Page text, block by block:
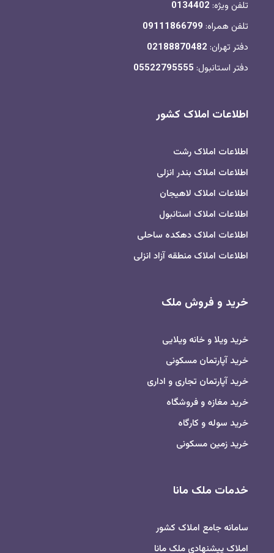
تلفن ویژه: 0134402
تلفن همراه: 09111866799
دفتر تهران: 02188870482
دفتر استانبول: 05522795555
اطلاعات املاک کشور
اطلاعات املاک رشت
اطلاعات املاک بندر انزلی
اطلاعات املاک لاهیجان
اطلاعات املاک استانبول
اطلاعات املاک دهکده ساحلی
اطلاعات املاک منطقه آزاد انزلی
خرید و فروش ملک
خرید ویلا و خانه ویلایی
خرید آپارتمان مسکونی
خرید آپارتمان تجاری و اداری
خرید مغازه و فروشگاه
خرید سوله و کارگاه
خرید زمین مسکونی
خدمات ملک مانا
سامانه جامع املاک کشور
املاک پیشنهادی ملک مانا